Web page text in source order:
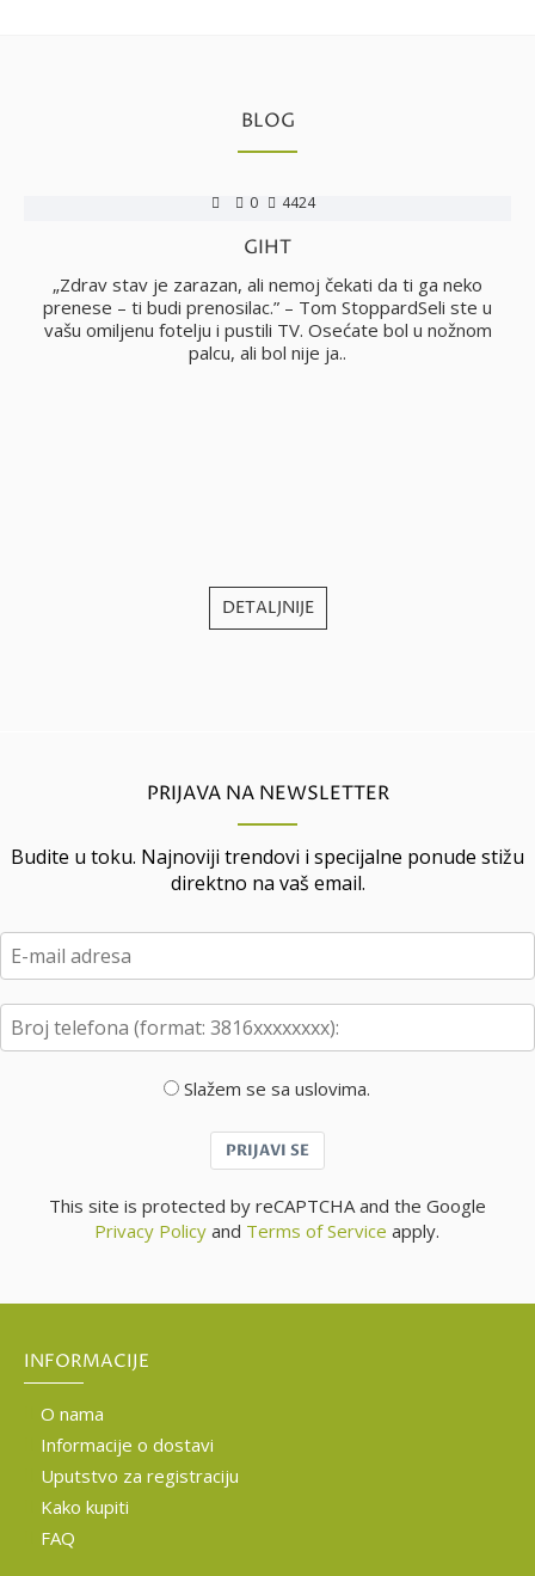
BLOG
0 4424
GIHT
„Zdrav stav je zarazan, ali nemoj čekati da ti ga neko
prenese – ti budi prenosilac.” – Tom StoppardSeli ste u
vašu omiljenu fotelju i pustili TV. Osećate bol u nožnom
palcu, ali bol nije ja..
DETALJNIJE
PRIJAVA NA NEWSLETTER
Budite u toku. Najnoviji trendovi i specijalne ponude stižu
direktno na vaš email.
Slažem se sa uslovima.
PRIJAVI SE
This site is protected by reCAPTCHA and the Google
Privacy Policy and Terms of Service apply.
INFORMACIJE
O nama
Informacije o dostavi
Uputstvo za registraciju
Kako kupiti
FAQ